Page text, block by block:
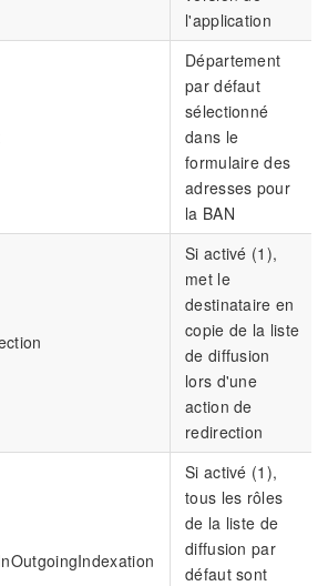
l'application
Département
par défaut
sélectionné
dans le
formulaire des
adresses pour
la BAN
Si activé (1),
met le
destinataire en
copie de la liste
de diffusion
lors d'une
action de
redirection
Si activé (1),
tous les rôles
de la liste de
diffusion par
défaut sont